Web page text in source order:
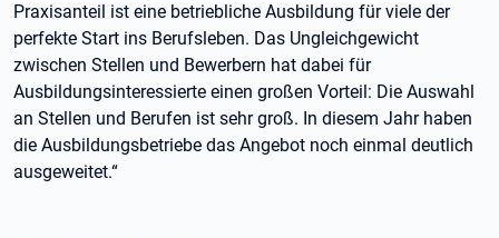
Praxisanteil ist eine betriebliche Ausbildung für viele der
perfekte Start ins Berufsleben. Das Ungleichgewicht
zwischen Stellen und Bewerbern hat dabei für
Ausbildungsinteressierte einen großen Vorteil: Die Auswahl
an Stellen und Berufen ist sehr groß. In diesem Jahr haben
die Ausbildungsbetriebe das Angebot noch einmal deutlich
ausgeweitet.“